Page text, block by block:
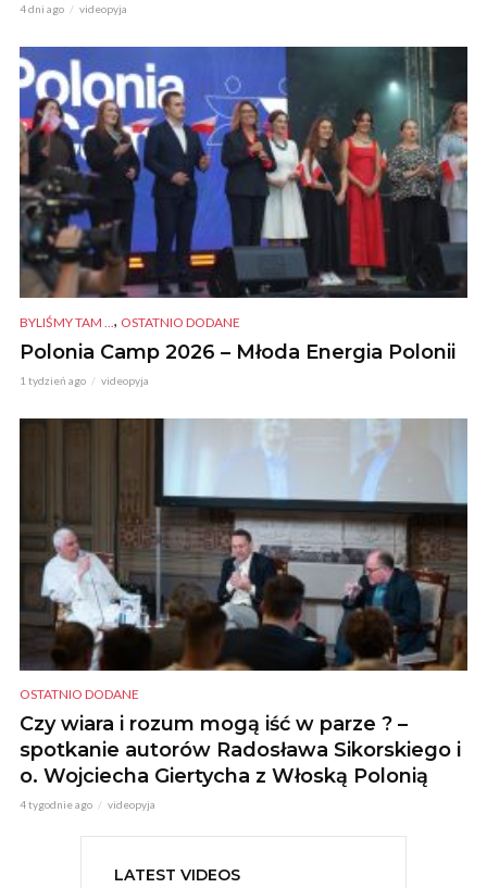
4 dni ago videopyja
BYLIŚMY TAM ... , OSTATNIO DODANE
Polonia Camp 2026 – Młoda Energia Polonii
1 tydzień ago videopyja
OSTATNIO DODANE
Czy wiara i rozum mogą iść w parze ? –
spotkanie autorów Radosława Sikorskiego i
o. Wojciecha Giertycha z Włoską Polonią
4 tygodnie ago videopyja
LATEST VIDEOS